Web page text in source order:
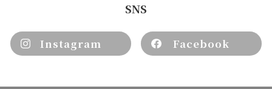
SNS
Instagram Facebook